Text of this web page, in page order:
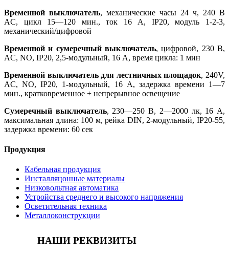
Временной выключатель, механические часы 24 ч, 240 В
AC, цикл 15—120 мин., ток 16 А, IP20, модуль 1-2-3,
механический/цифровой
Временной и сумеречный выключатель, цифровой, 230 В,
AC, NO, IP20, 2,5-модульный, 16 A, время цикла: 1 мин
Временной выключатель для лестничных площадок, 240V,
AC, NO, IP20, 1-модульный, 16 A, задержка времени 1—7
мин., кратковременное + непрерывное освещение
Сумеречный выключатель, 230—250 В, 2—2000 лк, 16 А,
максимальная длина: 100 м, рейка DIN, 2-модульный, IP20-55,
задержка времени: 60 сек
Продукция
Кабельная продукция
Инсталляцонные материалы
Низковольтная автоматика
Устройства среднего и высокого напряжения
Осветительная техника
Металлоконструкции
НАШИ РЕКВИЗИТЫ